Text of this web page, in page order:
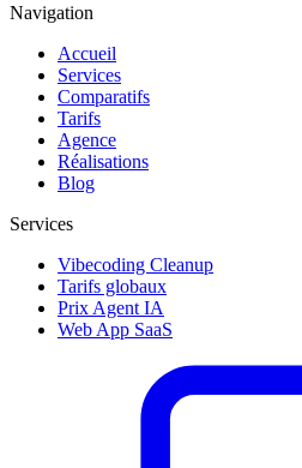
Navigation
Accueil
Services
Comparatifs
Tarifs
Agence
Réalisations
Blog
Services
Vibecoding Cleanup
Tarifs globaux
Prix Agent IA
Web App SaaS